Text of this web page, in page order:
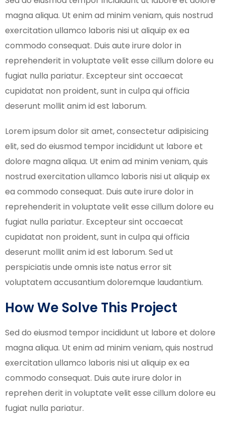
magna aliqua. Ut enim ad minim veniam, quis nostrud
exercitation ullamco laboris nisi ut aliquip ex ea
commodo consequat. Duis aute irure dolor in
reprehenderit in voluptate velit esse cillum dolore eu
fugiat nulla pariatur. Excepteur sint occaecat
cupidatat non proident, sunt in culpa qui officia
deserunt mollit anim id est laborum.
Lorem ipsum dolor sit amet, consectetur adipisicing
elit, sed do eiusmod tempor incididunt ut labore et
dolore magna aliqua. Ut enim ad minim veniam, quis
nostrud exercitation ullamco laboris nisi ut aliquip ex
ea commodo consequat. Duis aute irure dolor in
reprehenderit in voluptate velit esse cillum dolore eu
fugiat nulla pariatur. Excepteur sint occaecat
cupidatat non proident, sunt in culpa qui officia
deserunt mollit anim id est laborum. Sed ut
perspiciatis unde omnis iste natus error sit
voluptatem accusantium doloremque laudantium.
How We Solve This Project
Sed do eiusmod tempor incididunt ut labore et dolore
magna aliqua. Ut enim ad minim veniam, quis nostrud
exercitation ullamco laboris nisi ut aliquip ex ea
commodo consequat. Duis aute irure dolor in
reprehen derit in voluptate velit esse cillum dolore eu
fugiat nulla pariatur.